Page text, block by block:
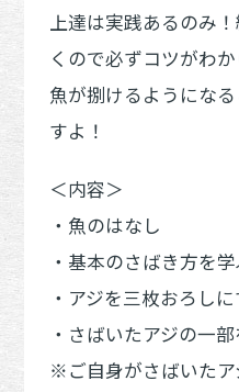
上達は実践あるのみ
くので必ずコツがわか
魚が捌けるようにな
すよ！
＜内容＞
・魚のはなし
・基本のさばき方を
・アジを三枚おろし
・さばいたアジの一
※ご自身がさばいた